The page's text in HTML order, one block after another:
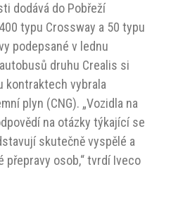
dodává do Pobřeží
typu Crossway a 50 typu
podepsané v lednu
druhu Crealis si
kontraktech vybrala
plyn (CNG). „Vozidla na
na otázky týkající se
skutečně vyspělé a
osob,“ tvrdí Iveco